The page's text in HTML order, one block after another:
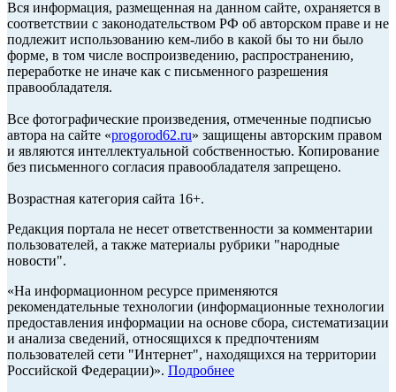
Вся информация, размещенная на данном сайте, охраняется в
соответствии с законодательством РФ об авторском праве и не
подлежит использованию кем-либо в какой бы то ни было
форме, в том числе воспроизведению, распространению,
переработке не иначе как с письменного разрешения
правообладателя.
Все фотографические произведения, отмеченные подписью
автора на сайте «progorod62.ru» защищены авторским правом
и являются интеллектуальной собственностью. Копирование
без письменного согласия правообладателя запрещено.
Возрастная категория сайта 16+.
Редакция портала не несет ответственности за комментарии
пользователей, а также материалы рубрики "народные
новости".
«На информационном ресурсе применяются
рекомендательные технологии (информационные технологии
предоставления информации на основе сбора, систематизации
и анализа сведений, относящихся к предпочтениям
пользователей сети "Интернет", находящихся на территории
Российской Федерации)». Подробнее